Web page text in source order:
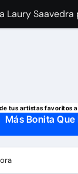
tus artistas favoritos
Más Bonita Que